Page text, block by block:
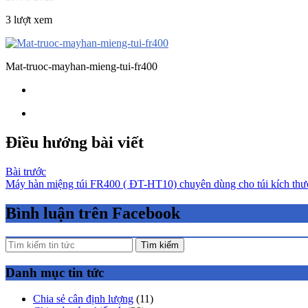
3 lượt xem
Mat-truoc-mayhan-mieng-tui-fr400
Điều hướng bài viết
Bài trước
Máy hàn miệng túi FR400 ( ĐT-HT10) chuyên dùng cho túi kích
Bình luận trên Facebook
Tìm kiếm
Danh mục tin tức
Chia sẻ cân định lượng (11)